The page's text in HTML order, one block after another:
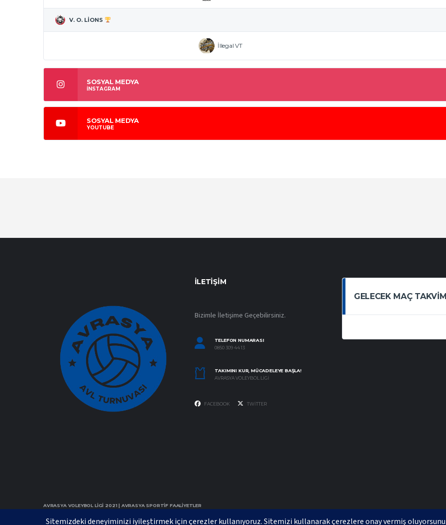
V. O. LIONS
İllegal VT
SOSYAL MEDYA
İNSTAGRAM
SOSYAL MEDYA
YOUTUBE
İLETIŞIM
Bizimle İletişime Geçebilirsiniz.
TELEFON NUMARASI
0850 309 44 13
TAKIMINI KUR, MÜCADELEYE BAŞLA!
AVRASYA VOLEYBOL LIGI
FACEBOOK TWITTER
GELECEK MAÇ
AVRASYA VOLEYBOL LIGI 2021 | AVRASYA SPORTIF FAALIYETLER